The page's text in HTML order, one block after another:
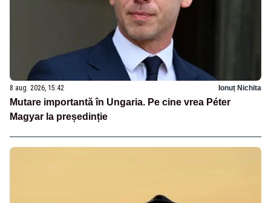
8 aug. 2026, 15:42 Ionuț Nichita
Mutare importantă în Ungaria. Pe cine vrea Péter
Magyar la președinție